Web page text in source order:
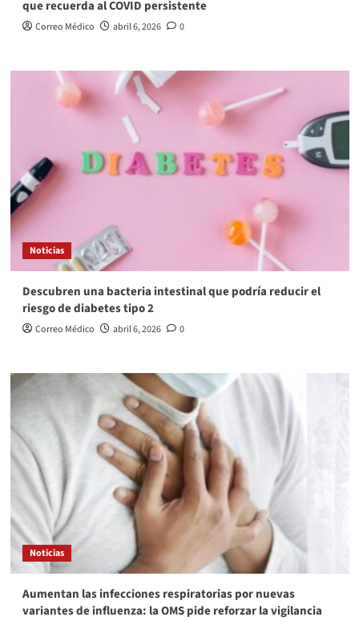
que recuerda al COVID persistente
Correo Médico abril 6, 2026 0
Noticias
Descubren una bacteria intestinal que podría reducir el
riesgo de diabetes tipo 2
Correo Médico abril 6, 2026 0
Noticias
Aumentan las infecciones respiratorias por nuevas
variantes de influenza: la OMS pide reforzar la vigilancia